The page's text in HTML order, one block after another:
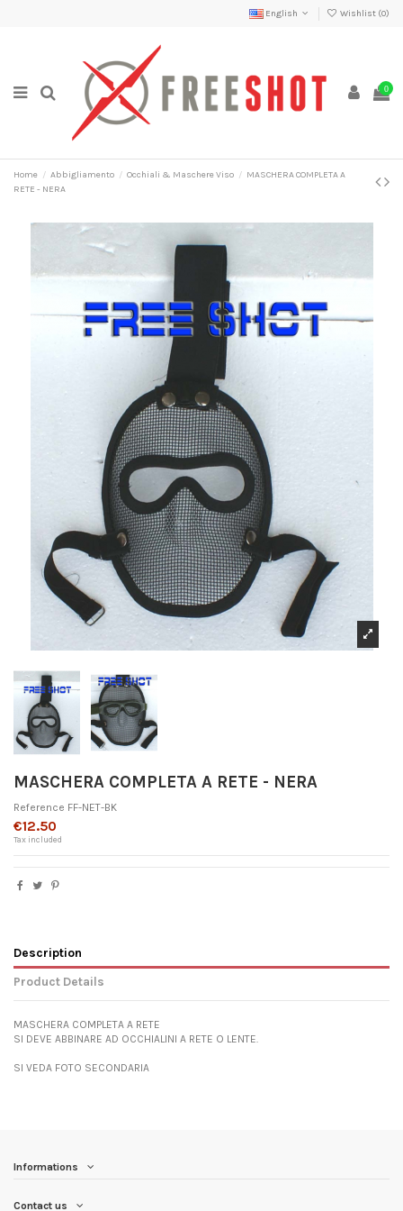
English Wishlist (0)
0
Home Abbigliamento Occhiali & Maschere Viso
MASCHERA COMPLETA A
RETE - NERA
MASCHERA COMPLETA A RETE - NERA
Reference FF-NET-BK
€12.50
Tax included
Description
Product Details
MASCHERA COMPLETA A RETE
SI DEVE ABBINARE AD OCCHIALINI A RETE O LENTE.
SI VEDA FOTO SECONDARIA
Informations
Contact us